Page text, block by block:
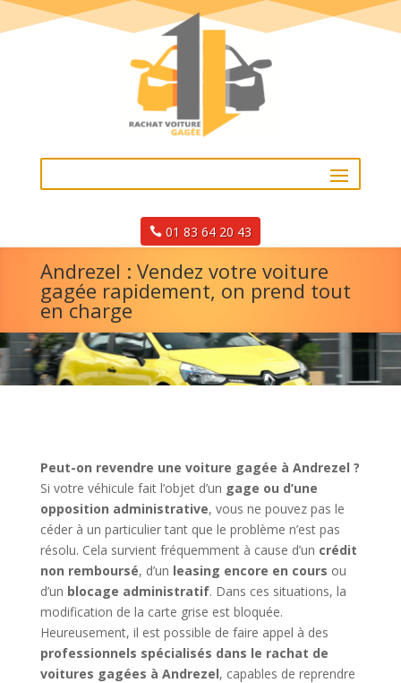
01 83 64 20 43
Andrezel : Vendez votre voiture
gagée rapidement, on prend tout
en charge
Peut-on revendre une voiture gagée à Andrezel ?
Si votre véhicule fait l’objet d’un gage ou d’une
opposition administrative, vous ne pouvez pas le
céder à un particulier tant que le problème n’est pas
résolu. Cela survient fréquemment à cause d’un crédit
non remboursé, d’un leasing encore en cours ou
d’un blocage administratif. Dans ces situations, la
modification de la carte grise est bloquée.
Heureusement, il est possible de faire appel à des
professionnels spécialisés dans le rachat de
voitures gagées à Andrezel, capables de reprendre